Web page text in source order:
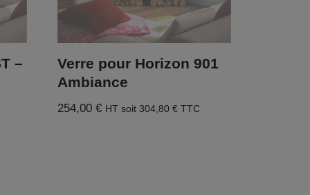
–
Verre pour Horizon 901
Ambiance
254,00 € HT soit 304,80 €TTC